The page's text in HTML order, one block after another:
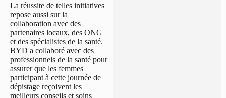
La réussite de telles initiatives
repose aussi sur la
collaboration avec des
partenaires locaux, des ONG
et des spécialistes de la santé.
BYD a collaboré avec des
professionnels de la santé pour
assurer que les femmes
participant à cette journée de
dépistage reçoivent les
meilleurs conseils et soins